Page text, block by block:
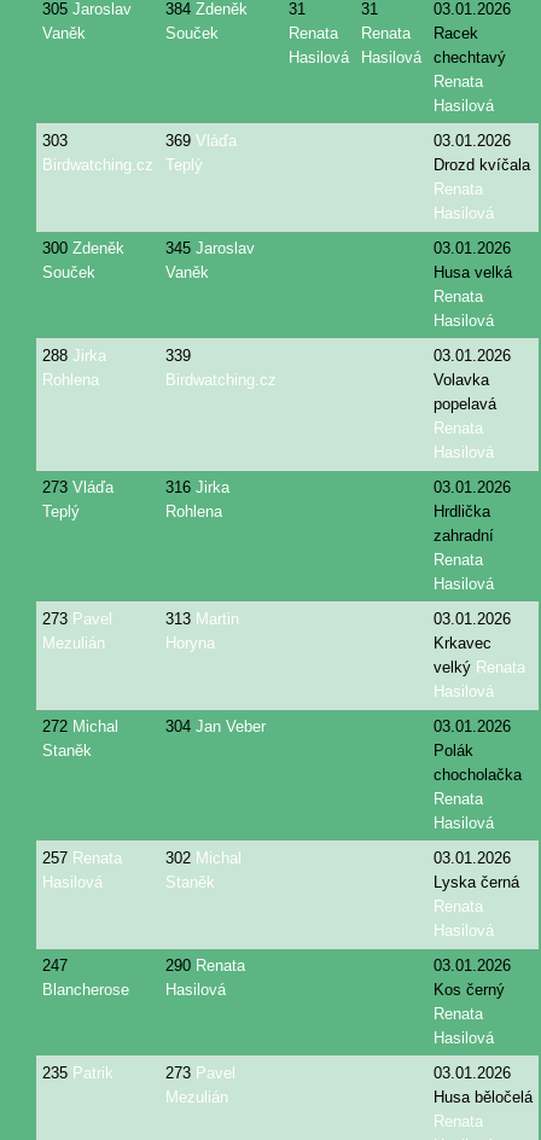
305 Jaroslav
Vaněk
384 Zdeněk
Souček
31
Renata
Hasilová
31
Renata
Hasilová
03.01.2026
Racek
chechtavý
Renata
Hasilová
303
Birdwatching.cz
369 Vláďa
Teplý
03.01.2026
Drozd kvíčala
Renata
Hasilová
300 Zdeněk
Souček
345 Jaroslav
Vaněk
03.01.2026
Husa velká
Renata
Hasilová
288 Jirka
Rohlena
339
Birdwatching.cz
03.01.2026
Volavka
popelavá
Renata
Hasilová
273 Vláďa
Teplý
316 Jirka
Rohlena
03.01.2026
Hrdlička
zahradní
Renata
Hasilová
273 Pavel
Mezulián
313 Martin
Horyna
03.01.2026
Krkavec
velký Renata
Hasilová
272 Michal
Staněk
304 Jan Veber
03.01.2026
Polák
chocholačka
Renata
Hasilová
257 Renata
Hasilová
302 Michal
Staněk
03.01.2026
Lyska černá
Renata
Hasilová
247
Blancherose
290 Renata
Hasilová
03.01.2026
Kos černý
Renata
Hasilová
235 Patrik 273 Pavel
Mezulián
03.01.2026
Husa běločelá
Renata